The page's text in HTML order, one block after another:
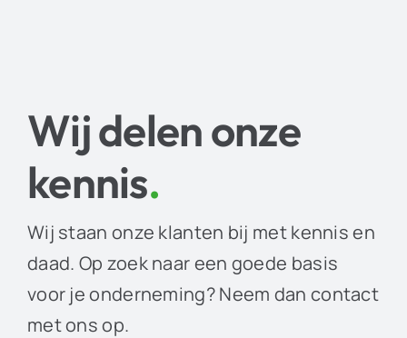
Wij delen onze
kennis.
Wij staan onze klanten bij met kennis en
daad. Op zoek naar een goede basis
voor je onderneming? Neem dan contact
met ons op.